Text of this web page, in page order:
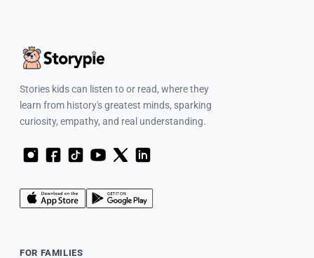
Stories kids can listen to or read, where they
learn from history's greatest minds, sparking
curiosity, empathy, and real understanding.
FOR FAMILIES